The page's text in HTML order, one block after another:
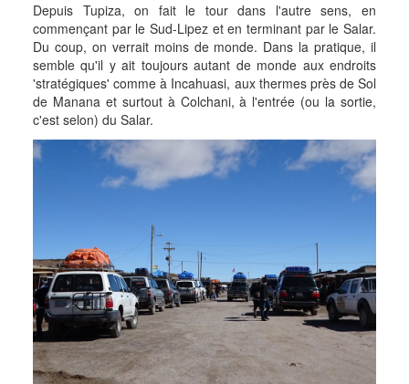
Depuis Tupiza, on fait le tour dans l'autre sens, en
commençant par le Sud-Lipez et en terminant par le Salar.
Du coup, on verrait moins de monde. Dans la pratique, il
semble qu'il y ait toujours autant de monde aux endroits
'stratégiques' comme à Incahuasi, aux thermes près de Sol
de Manana et surtout à Colchani, à l'entrée (ou la sortie,
c'est selon) du Salar.